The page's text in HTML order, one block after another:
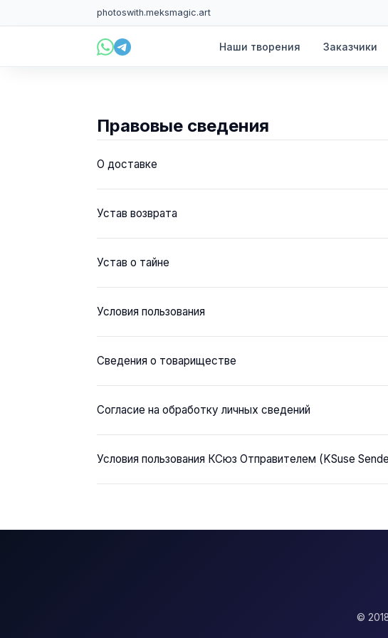
photoswith.meksmagic.art
Наши творения Заказчики
Правовые сведения
О доставке
Устав возврата
Устав о тайне
Условия пользования
Сведения о товариществе
Согласие на обработку личных сведений
Условия пользования КСюз Отправителем (KSuse
©